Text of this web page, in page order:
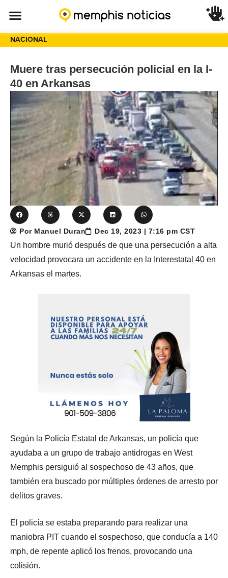
NACIONAL
Muere tras persecución policial en la I-
40 en Arkansas
Por Manuel Duran Dec 19, 2023 | 7:16 pm CST
Un hombre murió después de que una persecución a alta
velocidad provocara un accidente en la Interestatal 40 en
Arkansas el martes.
Según la Policía Estatal de Arkansas, un policía que
ayudaba a un grupo de trabajo antidrogas en West
Memphis persiguió al sospechoso de 43 años, que
también era buscado por múltiples órdenes de arresto por
delitos graves.
El policía se estaba preparando para realizar una
maniobra PIT cuando el sospechoso, que conducía a 140
mph, de repente aplicó los frenos, provocando una
colisión.